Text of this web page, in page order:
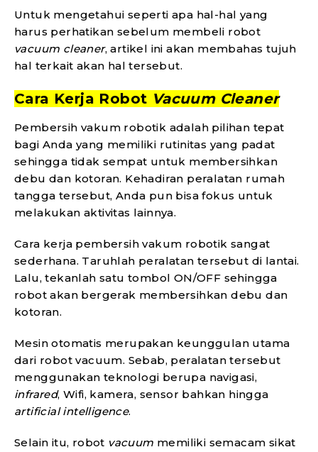
Untuk mengetahui seperti apa hal-hal yang
harus perhatikan sebelum membeli robot
vacuum cleaner, artikel ini akan membahas tujuh
hal terkait akan hal tersebut.
Cara Kerja Robot Vacuum Cleaner
Pembersih vakum robotik adalah pilihan tepat
bagi Anda yang memiliki rutinitas yang padat
sehingga tidak sempat untuk membersihkan
debu dan kotoran. Kehadiran peralatan rumah
tangga tersebut, Anda pun bisa fokus untuk
melakukan aktivitas lainnya.
Cara kerja pembersih vakum robotik sangat
sederhana. Taruhlah peralatan tersebut di lantai.
Lalu, tekanlah satu tombol ON/OFF sehingga
robot akan bergerak membersihkan debu dan
kotoran.
Mesin otomatis merupakan keunggulan utama
dari robot vacuum. Sebab, peralatan tersebut
menggunakan teknologi berupa navigasi,
infrared, Wifi, kamera, sensor bahkan hingga
artificial intelligence.
Selain itu, robot vacuum memiliki semacam sikat